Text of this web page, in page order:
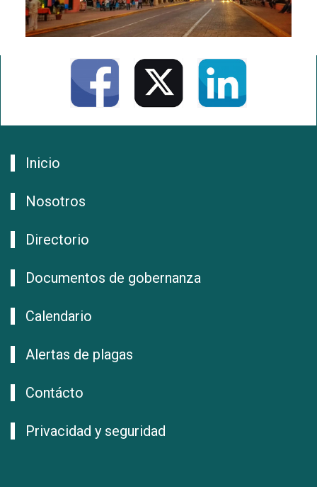
Inicio
Nosotros
Directorio
Documentos de gobernanza
Calendario
Alertas de plagas
Contácto
Privacidad y seguridad